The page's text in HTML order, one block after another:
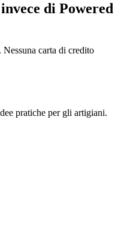
di Powered
carta di credito
pratiche per gli artigiani.